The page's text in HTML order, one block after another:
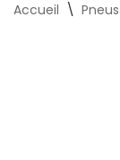
Accueil \ Pneus